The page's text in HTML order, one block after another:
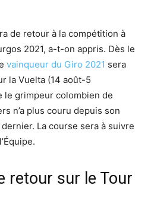
de retour à la compétition à
2021, a-t-on appris. Dès le
vainqueur du Giro 2021 sera
la Vuelta (14 août-5
le grimpeur colombien de
n’a plus couru depuis son
La course sera à suivre
retour sur le Tour